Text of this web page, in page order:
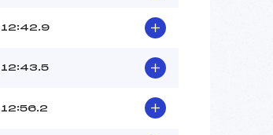
12:42.9
12:43.5
12:56.2